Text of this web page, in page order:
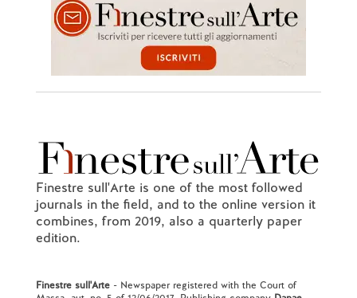
Finestre sull'Arte is one of the most followed
journals in the field, and to the online version it
combines, from 2019, also a quarterly paper
edition.
Finestre sull'Arte- Newspaper registered with the Court of